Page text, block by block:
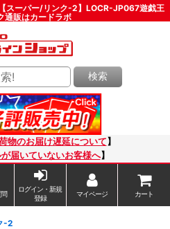
スーパー/リンク-2】LOCR-JP067遊戯王
通販はカードラボ
検索
物のお届け遅延について 】
届いていないお客様へ】
ログイン・新規
登録
マイページ カート
-2